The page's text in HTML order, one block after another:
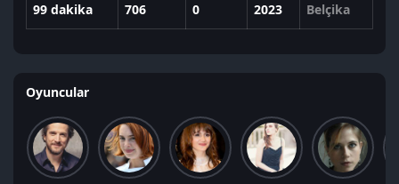
99 dakika 706 0 2023 Belçika
Oyuncular